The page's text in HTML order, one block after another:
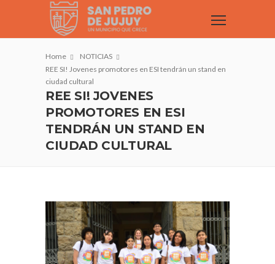
Home
NOTICIAS
REE SI! Jovenes promotores en ESI tendrán un stand en
ciudad cultural
REE SI! JOVENES
PROMOTORES EN ESI
TENDRÁN UN STAND EN
CIUDAD CULTURAL